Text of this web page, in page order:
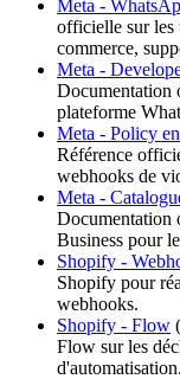
Meta -
officielle sur les
commerce,
Meta -
Documentation
plateforme
Meta - Policy
Référence
webhooks de
Meta -
Documentation
Business pour
Shopify -
Shopify pour
webhooks.
Shopify - Flow (
Flow sur les
d'automatisation.